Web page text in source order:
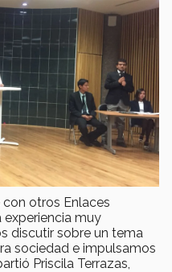
otros Enlaces
experiencia muy
discutir sobre un tema
sociedad e impulsamos
Priscila Terrazas,